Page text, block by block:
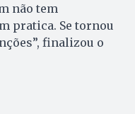
não tem
pratica. Se tornou
finalizou o